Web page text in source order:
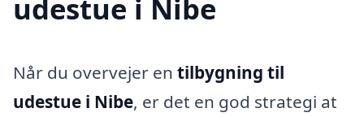
udestue i Nibe
Når du overvejer en tilbygning til
udestue i Nibe, er det en god strategi at